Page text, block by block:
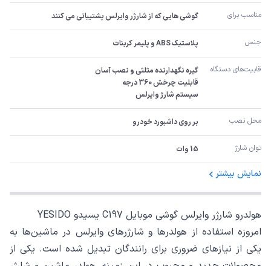
مناسب برای گوشی هایی که از شارژر وایرلس پشتیبانی می کنند
جنس پلاستیک ABS و پلیمر کربنات
قابیت‌های دستگاه
سیستم شارژ وایرلس
محل نصب بر روی داشبورد خودرو
توان شارژ 15 وات
نمایش بیشتر
هولدرو شارژر وایرلس گوشی موبایل C197 یسیدو YESIDO
امروزه استفاده از هولدرها و شارژرهای وایرلس در ماشین‌ها به
یکی از نیازهای ضروری برای رانندگان تبدیل شده است. یکی از